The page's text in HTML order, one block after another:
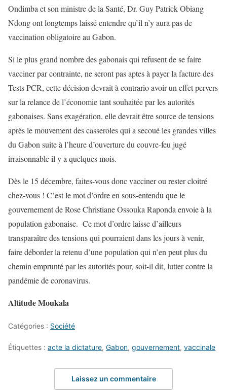
Ondimba et son ministre de la Santé, Dr. Guy Patrick Obiang
Ndong ont longtemps laissé entendre qu’il n’y aura pas de
vaccination obligatoire au Gabon.
Si le plus grand nombre des gabonais qui refusent de se faire
vacciner par contrainte, ne seront pas aptes à payer la facture des
Tests PCR, cette décision devrait à contrario avoir un effet pervers
sur la relance de l’économie tant souhaitée par les autorités
gabonaises. Sans exagération, elle devrait être source de tensions
après le mouvement des casseroles qui a secoué les grandes villes
du Gabon suite à l’heure d’ouverture du couvre-feu jugé
irraisonnable il y a quelques mois.
Dès le 15 décembre, faites-vous donc vacciner ou rester cloitré
chez-vous ! C’est le mot d’ordre en sous-entendu que le
gouvernement de Rose Christiane Ossouka Raponda envoie à la
population gabonaise. Ce mot d’ordre laisse d’ailleurs
transparaître des tensions qui pourraient dans les jours à venir,
faire déborder la retenu d’une population qui n’en peut plus du
chemin emprunté par les autorités pour, soit-il dit, lutter contre la
pandémie de coronavirus.
Altitude Moukala
Catégories : Société
Étiquettes : acte la dictature, Gabon, gouvernement, vaccinale
Laissez un commentaire